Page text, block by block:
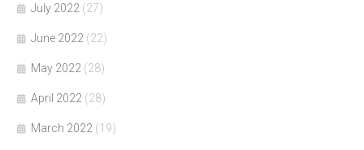
July 2022 (27)
June 2022 (22)
May 2022 (28)
April 2022 (28)
March 2022 (19)